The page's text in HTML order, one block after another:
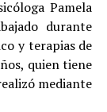
Pamela
durante
y terapias de
quien tiene
mediante